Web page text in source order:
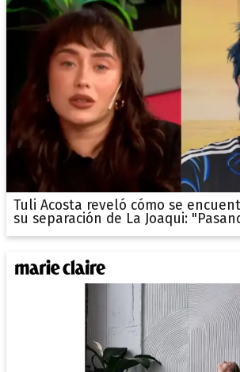
Tuli Acosta reveló cómo se
su separación de La Joaqui: